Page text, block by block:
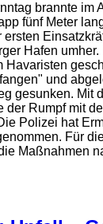
brannte im
fünf Meter
ersten
Hafen
Havaristen
und
gesunken. Mit
der Rumpf mit
Polizei hat
Für
Maßnahmen